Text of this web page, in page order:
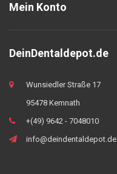
Mein Konto
DeinDentaldepot.de
Wunsiedler Straße 17
95478 Kemnath
+(49) 9642 - 7048010
info@deindentaldepot.de